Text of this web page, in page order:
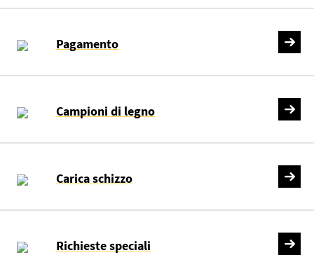
Pagamento
Campioni di legno
Carica schizzo
Richieste speciali